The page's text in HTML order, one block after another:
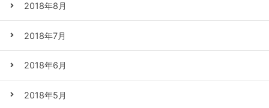
2018年8月
2018年7月
2018年6月
2018年5月